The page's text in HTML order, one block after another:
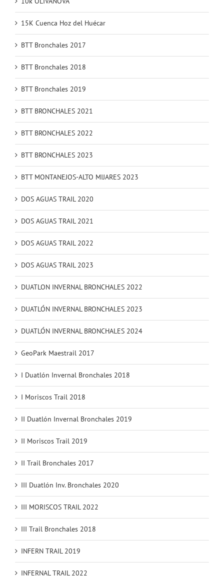
15K Cuenca Hoz del Huécar
BTT Bronchales 2017
BTT Bronchales 2018
BTT Bronchales 2019
BTT BRONCHALES 2021
BTT BRONCHALES 2022
BTT BRONCHALES 2023
BTT MONTANEJOS-ALTO MIJARES 2023
DOS AGUAS TRAIL 2020
DOS AGUAS TRAIL 2021
DOS AGUAS TRAIL 2022
DOS AGUAS TRAIL 2023
DUATLON INVERNAL BRONCHALES 2022
DUATLÓN INVERNAL BRONCHALES 2023
DUATLÓN INVERNAL BRONCHALES 2024
GeoPark Maestrail 2017
I Duatlón Invernal Bronchales 2018
I Moriscos Trail 2018
II Duatlón Invernal Bronchales 2019
II Moriscos Trail 2019
II Trail Bronchales 2017
III Duatlón Inv. Bronchales 2020
III MORISCOS TRAIL 2022
III Trail Bronchales 2018
INFERN TRAIL 2019
INFERNAL TRAIL 2022